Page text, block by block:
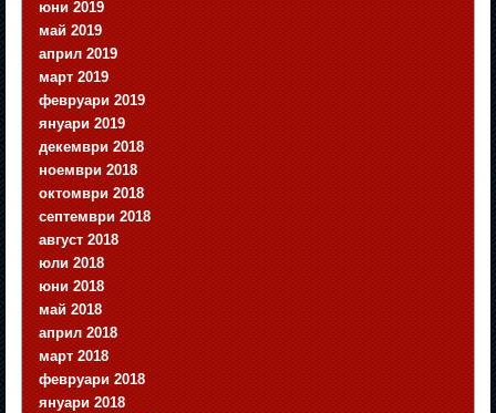
юни 2019
май 2019
април 2019
март 2019
февруари 2019
януари 2019
декември 2018
ноември 2018
октомври 2018
септември 2018
август 2018
юли 2018
юни 2018
май 2018
април 2018
март 2018
февруари 2018
януари 2018